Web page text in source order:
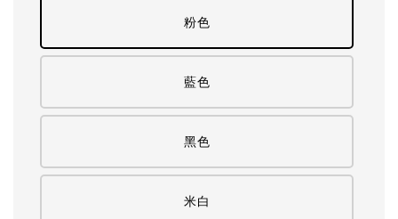
粉色
藍色
黑色
米白